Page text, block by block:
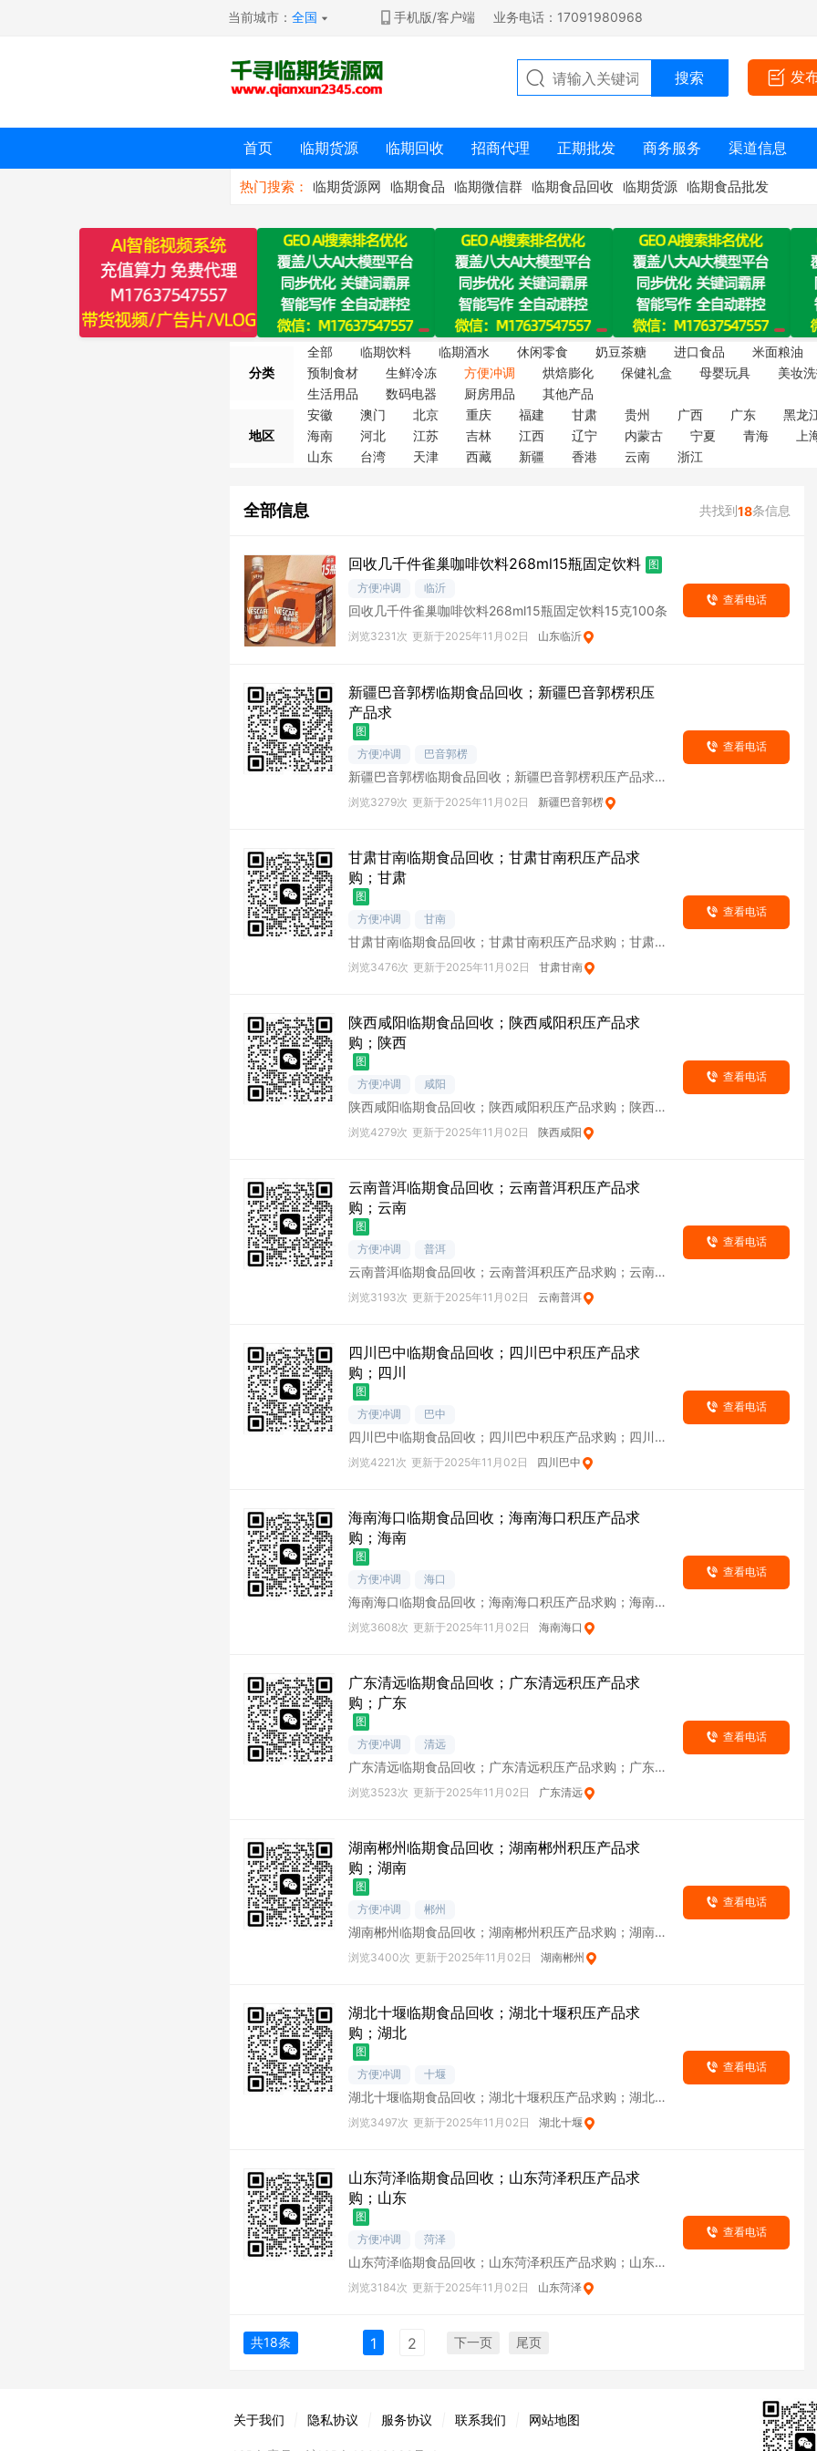
当前城市：全国 手机版/客户端 业务电话：17091980968
发
首页 临期货源 临期回收 招商代理 正期批发 商务服务 渠道信息
热门搜索： 临期货源网 临期食品 临期微信群 临期食品回收 临期货源 临期食品批发
分类
全部 临期饮料 临期酒水 休闲零食 奶豆茶糖 进口食品 米面粮油
预制食材
生鲜冷冻 方便冲调 烘焙膨化 保健礼盒 母婴玩具 美妆
生活用品
数码电器 厨房用品 其他产品
地区
安徽 澳门 北京 重庆 福建 甘肃 贵州 广西 广东 黑龙
海南
河北 江苏 吉林 江西 辽宁 内蒙古 宁夏 青海 上
山东
台湾 天津 西藏 新疆 香港 云南 浙江
全部信息 共找到18条信息
回收几千件雀巢咖啡饮料268ml15瓶固定饮料 图
方便冲调
临沂
回收几千件雀巢咖啡饮料268ml15瓶固定饮料15克100条
浏览3231次 更新于2025年11月02日 山东临沂
查看电话
新疆巴音郭楞临期食品回收；新疆巴音郭楞积压
产品求
图
方便冲调
巴音郭楞
新疆巴音郭楞临期食品回收；新疆巴音郭楞积压产品求
购；新疆巴音
浏览3279次 更新于2025年11月02日 新疆巴音郭楞
查看电话
甘肃甘南临期食品回收；甘肃甘南积压产品求
购；甘肃
图
方便冲调
甘南
甘肃甘南临期食品回收；甘肃甘南积压产品求购；甘肃甘
南库存尾货
浏览3476次 更新于2025年11月02日 甘肃甘南
查看电话
陕西咸阳临期食品回收；陕西咸阳积压产品求
购；陕西
图
方便冲调
咸阳
陕西咸阳临期食品回收；陕西咸阳积压产品求购；陕西咸
阳库存尾货
浏览4279次 更新于2025年11月02日 陕西咸阳
查看电话
云南普洱临期食品回收；云南普洱积压产品求
购；云南
图
方便冲调
普洱
云南普洱临期食品回收；云南普洱积压产品求购；云南普
洱库存尾货
浏览3193次 更新于2025年11月02日 云南普洱
查看电话
四川巴中临期食品回收；四川巴中积压产品求
购；四川
图
方便冲调
巴中
四川巴中临期食品回收；四川巴中积压产品求购；四川巴
中库存尾货
浏览4221次 更新于2025年11月02日 四川巴中
查看电话
海南海口临期食品回收；海南海口积压产品求
购；海南
图
方便冲调
海口
海南海口临期食品回收；海南海口积压产品求购；海南海
口库存尾货
浏览3608次 更新于2025年11月02日 海南海口
查看电话
广东清远临期食品回收；广东清远积压产品求
购；广东
图
方便冲调
清远
广东清远临期食品回收；广东清远积压产品求购；广东清
远库存尾货
浏览3523次 更新于2025年11月02日 广东清远
查看电话
湖南郴州临期食品回收；湖南郴州积压产品求
购；湖南
图
方便冲调
郴州
湖南郴州临期食品回收；湖南郴州积压产品求购；湖南郴
州库存尾货
浏览3400次 更新于2025年11月02日 湖南郴州
查看电话
湖北十堰临期食品回收；湖北十堰积压产品求
购；湖北
图
方便冲调
十堰
湖北十堰临期食品回收；湖北十堰积压产品求购；湖北十
堰库存尾货
浏览3497次 更新于2025年11月02日 湖北十堰
查看电话
山东菏泽临期食品回收；山东菏泽积压产品求
购；山东
图
方便冲调
菏泽
山东菏泽临期食品回收；山东菏泽积压产品求购；山东菏
泽库存尾货
浏览3184次 更新于2025年11月02日 山东菏泽
查看电话
共18条 1 2 下一页 尾页
关于我们 隐私协议 服务协议 联系我们 网站地图